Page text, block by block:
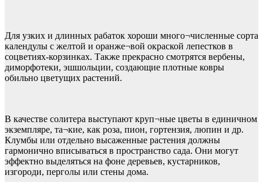
Для узких и длинных рабаток хороши много¬численные сорта
календулы с желтой и оранже¬вой окраской лепестков в
соцветиях-корзинках. Также прекрасно смотрятся вербены,
диморфотеки, эшшольции, создающие плотные ковры
обильно цветущих растений.
В качестве солитера выступают круп¬ные цветы в единичном
экземпляре, та¬кие, как роза, пион, гортензия, люпин и др.
Клумбы или отдельно высаженные растения должны
гармонично вписываться в пространство сада. Они могут
эффектно выделяться на фоне деревьев, кустарников,
изгороди, перголы или стены дома.